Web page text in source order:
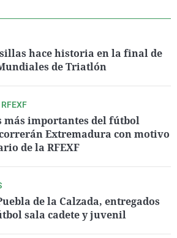
hace historia en la final de
de Triatlón
más importantes del fútbol
Extremadura con motivo
de la RFEXF
de la Calzada, entregados
sala cadete y juvenil